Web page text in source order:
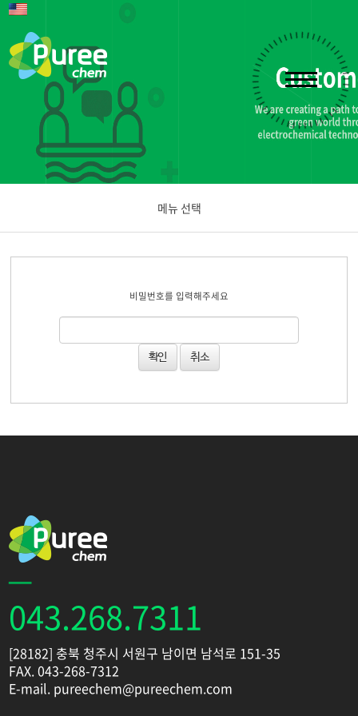
메뉴 선택
공지사항
문의하기
비밀번호를 입력해주세요
취소
043.268.7311
[28182] 충북 청주시 서원구 남이면 남석로 151-35
FAX. 043-268-7312
E-mail. pureechem@pureechem.com